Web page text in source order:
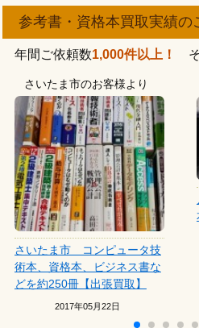
参考書・資格本買取実績の
年間ご依頼数1,000件以上！ そ
さいたま市のお客様より
さいたま市 コンピュータ技
術本、資格本、ビジネス書な
どを約250冊【出張買取】
2017年05月22日